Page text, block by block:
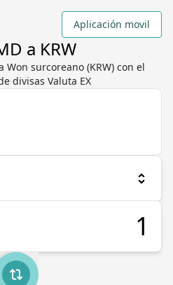
Aplicación movil
a KRW
Won surcoreano (KRW) con el
divisas Valuta EX